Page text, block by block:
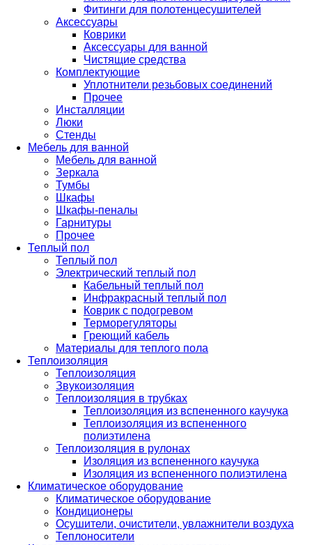
Фитинги для полотенцесушителей
Аксессуары
Коврики
Аксессуары для ванной
Чистящие средства
Комплектующие
Уплотнители резьбовых соединений
Прочее
Инсталляции
Люки
Стенды
Мебель для ванной
Мебель для ванной
Зеркала
Тумбы
Шкафы
Шкафы-пеналы
Гарнитуры
Прочее
Теплый пол
Теплый пол
Электрический теплый пол
Кабельный теплый пол
Инфракрасный теплый пол
Коврик с подогревом
Терморегуляторы
Греющий кабель
Материалы для теплого пола
Теплоизоляция
Теплоизоляция
Звукоизоляция
Теплоизоляция в трубках
Теплоизоляция из вспененного каучука
Теплоизоляция из вспененного
полиэтилена
Теплоизоляция в рулонах
Изоляция из вспененного каучука
Изоляция из вспененного полиэтилена
Климатическое оборудование
Климатическое оборудование
Кондиционеры
Осушители, очистители, увлажнители воздуха
Теплоносители